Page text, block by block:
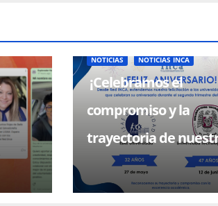
NOTICIAS NOTICIAS INCA
¡Celebramos el
compromiso y la
trayectoria de
universidades